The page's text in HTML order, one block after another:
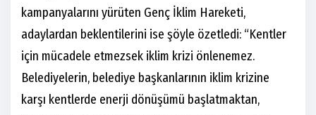
kampanyalarını yürüten Genç İklim Hareketi,
adaylardan beklentilerini ise şöyle özetledi: “Kentler
için mücadele etmezsek iklim krizi önlenemez.
Belediyelerin, belediye başkanlarının iklim krizine
karşı kentlerde enerji dönüşümü başlatmaktan,